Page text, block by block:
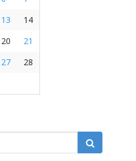
13
14
20
21
27
28